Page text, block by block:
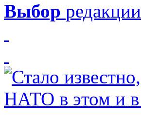
Выбор редакции